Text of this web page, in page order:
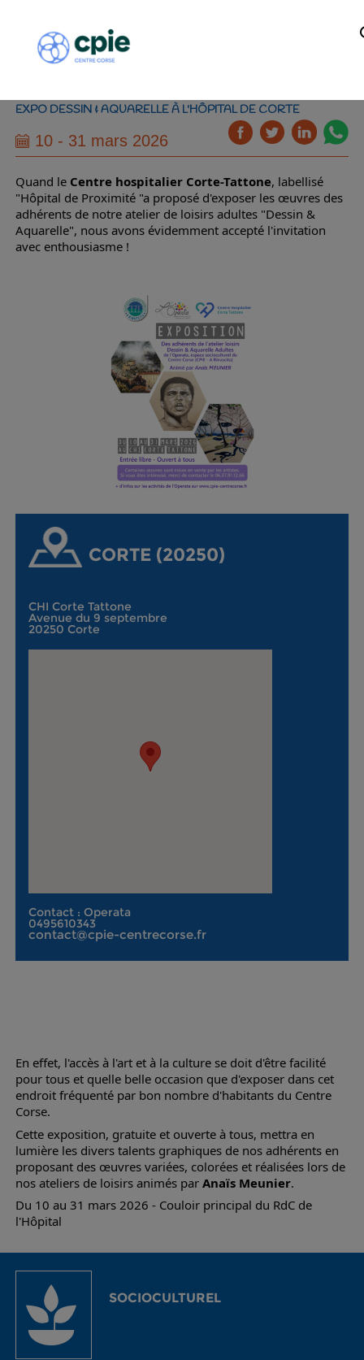
EXPO DESSIN & AQUARELLE À L'HÔPITAL DE CORTE
10 - 31 mars 2026
Quand le Centre hospitalier Corte-Tattone, labellisé
"Hôpital de Proximité "a proposé d'exposer les œuvres des
adhérents de notre atelier de loisirs adultes "Dessin &
Aquarelle", nous avons évidemment accepté l'invitation
avec enthousiasme !
CORTE (20250)
CHI Corte Tattone
Avenue du 9 septembre
20250 Corte
Contact : Operata
0495610343
contact@cpie-centrecorse.fr
En effet, l'accès à l'art et à la culture se doit d'être facilité
pour tous et quelle belle occasion que d'exposer dans cet
endroit fréquenté par bon nombre d'habitants du Centre
Corse.
Cette exposition, gratuite et ouverte à tous, mettra en
lumière les divers talents graphiques de nos adhérents en
proposant des œuvres variées, colorées et réalisées lors de
nos ateliers de loisirs animés par Anaïs Meunier.
Du 10 au 31 mars 2026 - Couloir principal du RdC de
l'Hôpital
SOCIOCULTUREL